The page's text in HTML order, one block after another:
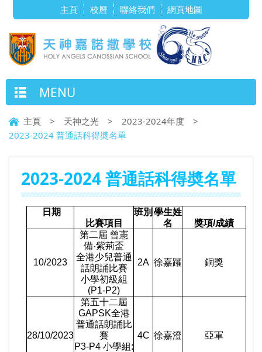
主頁 校曆 聯絡我們 網頁地圖
MENU
主頁 > 天神之光 > 2023-2024年度
>
2023-2024 普通話科得奬名單
2023-2024 普通話科得奬名單
日期
比賽項目
班別 學生姓
名
獎項/成績
10/2023
第二屆 曾憲
備‧紫荊盃
全港少兒普通
話朗誦比賽
小學初級組
(P1-P2)
2A 徐嘉躍 銅獎
28/10/2023
第五十二屆
GAPSK全港
普通話朗誦比
賽
P3-P4 小學組:
4C 徐嘉澄 亞軍